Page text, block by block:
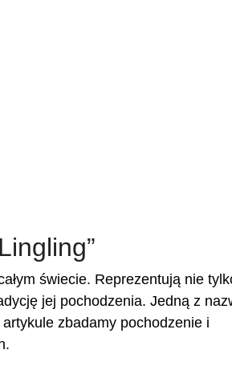
świecie. Reprezentują nie
jej pochodzenia. Jedną z
zbadamy pochodzenie i